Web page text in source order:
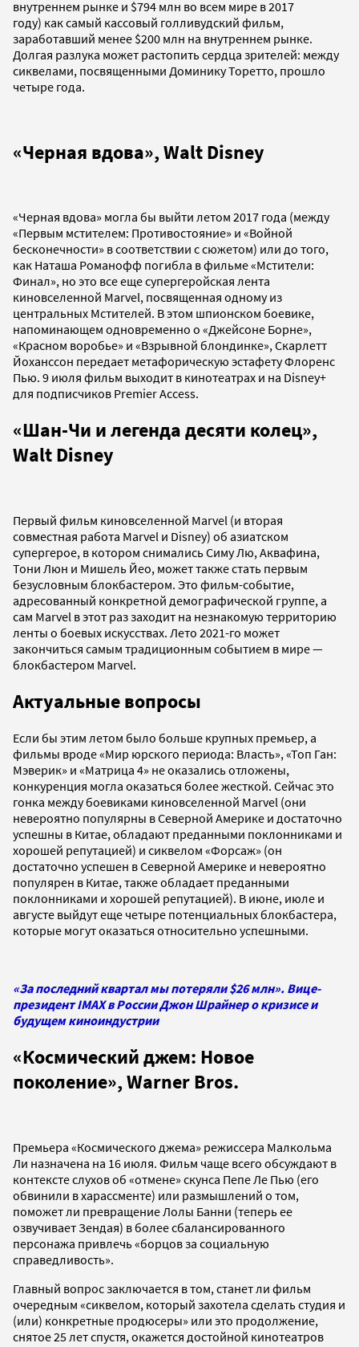
внутреннем рынке и $794 млн во всем мире в 2017
году) как самый кассовый голливудский фильм,
заработавший менее $200 млн на внутреннем рынке.
Долгая разлука может растопить сердца зрителей: между
сиквелами, посвященными Доминику Торетто, прошло
четыре года.
«Черная вдова», Walt Disney
«Черная вдова» могла бы выйти летом 2017 года (между
«Первым мстителем: Противостояние» и «Войной
бесконечности» в соответствии с сюжетом) или до того,
как Наташа Романофф погибла в фильме «Мстители:
Финал», но это все еще супергеройская лента
киновселенной Marvel, посвященная одному из
центральных Мстителей. В этом шпионском боевике,
напоминающем одновременно о «Джейсоне Борне»,
«Красном воробье» и «Взрывной блондинке», Скарлетт
Йоханссон передает метафорическую эстафету Флоренс
Пью. 9 июля фильм выходит в кинотеатрах и на Disney+
для подписчиков Premier Access.
«Шан-Чи и легенда десяти колец»,
Walt Disney
Первый фильм киновселенной Marvel (и вторая
совместная работа Marvel и Disney) об азиатском
супергерое, в котором снимались Симу Лю, Аквафина,
Тони Люн и Мишель Йео, может также стать первым
безусловным блокбастером. Это фильм-событие,
адресованный конкретной демографической группе, а
сам Marvel в этот раз заходит на незнакомую территорию
ленты о боевых искусствах. Лето 2021-го может
закончиться самым традиционным событием в мире —
блокбастером Marvel.
Актуальные вопросы
Если бы этим летом было больше крупных премьер, а
фильмы вроде «Мир юрского периода: Власть», «Топ Ган:
Мэверик» и «Матрица 4» не оказались отложены,
конкуренция могла оказаться более жесткой. Сейчас это
гонка между боевиками киновселенной Marvel (они
невероятно популярны в Северной Америке и достаточно
успешны в Китае, обладают преданными поклонниками и
хорошей репутацией) и сиквелом «Форсаж» (он
достаточно успешен в Северной Америке и невероятно
популярен в Китае, также обладает преданными
поклонниками и хорошей репутацией). В июне, июле и
августе выйдут еще четыре потенциальных блокбастера,
которые могут оказаться относительно успешными.
«За последний квартал мы потеряли $26 млн». Вице-
президент IMAX в России Джон Шрайнер о кризисе и
будущем киноиндустрии
«Космический джем: Новое
поколение», Warner Bros.
Премьера «Космического джема» режиссера Малкольма
Ли назначена на 16 июля. Фильм чаще всего обсуждают в
контексте слухов об «отмене» скунса Пепе Ле Пью (его
обвинили в харассменте) или размышлений о том,
поможет ли превращение Лолы Банни (теперь ее
озвучивает Зендая) в более сбалансированного
персонажа привлечь «борцов за социальную
справедливость».
Главный вопрос заключается в том, станет ли фильм
очередным «сиквелом, который захотела сделать студия и
(или) конкретные продюсеры» или это продолжение,
снятое 25 лет спустя, окажется достойной кинотеатров